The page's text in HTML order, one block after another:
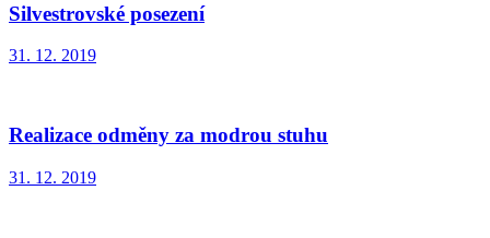
Silvestrovské posezení
31. 12. 2019
Realizace odměny za modrou stuhu
31. 12. 2019